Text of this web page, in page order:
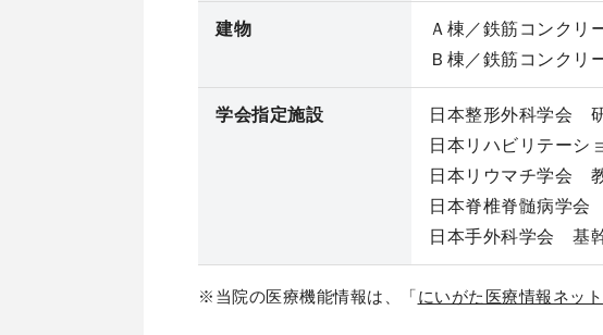
建物
Ａ棟／鉄筋コンクリ
Ｂ棟／鉄筋コンクリ
学会指定施設
日本整形外科学会
日本リハビリテー
日本リウマチ学会
日本脊椎脊髄病学
日本手外科学会 基
※当院の医療機能情報は、「にいがた医療情報ネット